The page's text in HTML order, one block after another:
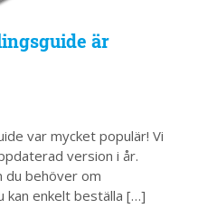
är
var mycket populär! Vi
version i år.
du behöver om
kan enkelt beställa […]